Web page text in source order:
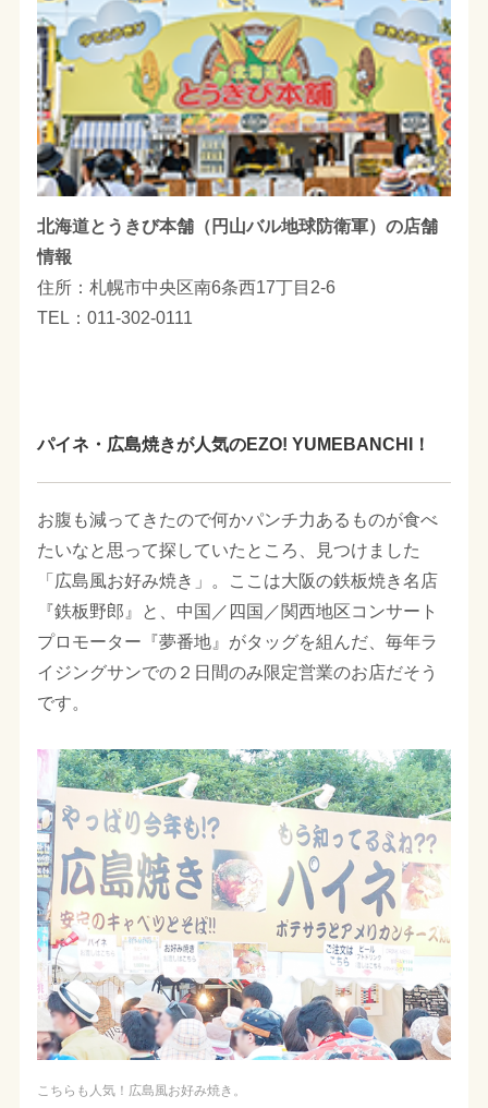
北海道とうきび本舗（円山バル地球防衛軍）の店舗
情報
住所：札幌市中央区南6条西17丁目2-6
TEL：011-302-0111
パイネ・広島焼きが人気のEZO! YUMEBANCHI！
お腹も減ってきたので何かパンチ力あるものが食べ
たいなと思って探していたところ、見つけました
「広島風お好み焼き」。ここは大阪の鉄板焼き名店
『鉄板野郎』と、中国／四国／関西地区コンサート
プロモーター『夢番地』がタッグを組んだ、毎年ラ
イジングサンでの２日間のみ限定営業のお店だそう
です。
こちらも人気！広島風お好み焼き。